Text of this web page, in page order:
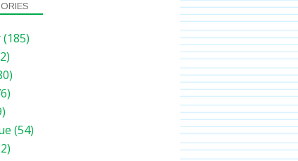
(185)
(54)